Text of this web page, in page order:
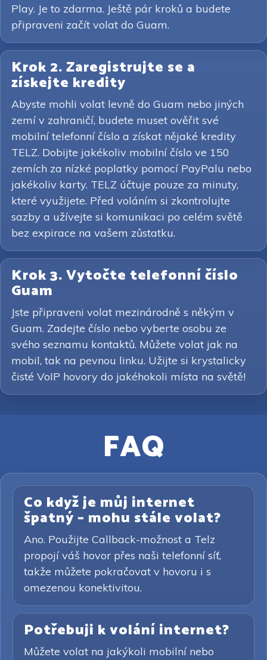
Play. Je to zdarma. Ještě pár kroků a budete
připraveni začít volat do Guam.
Krok 2. Zaregistrujte se a
získejte kredity
Abyste mohli volat levně do Guam nebo jiných
zemí v zahraničí, budete muset ověřit své
mobilní telefonní číslo a získat nějaké kredity
TELZ. Dobijte jakékoliv mobilní číslo ve 150
zemích za nízké poplatky pomocí PayPalu nebo
jakékoliv karty. TELZ účtuje pouze za minuty,
které využijete. Před voláním si zkontrolujte
sazby a užívejte si komunikaci po celém světě
bez expirace na vašem zůstatku.
Krok 3. Vytočte telefonní číslo
Guam
Jste připraveni volat mezinárodně s někým v
Guam. Zadejte číslo nebo vyberte osobu ze
svého seznamu kontaktů. Můžete volat jak na
mobil, tak na pevnou linku. Užijte si krystalicky
čisté VoIP hovory do jakéhokoli místa na světě!
FAQ
Co když je můj internet
špatný – mohu stále volat?
Ano. Použijte Callback-možnost a Telz
propojí váš hovor přes naši telefonní síť,
takže můžete pokračovat v hovoru i s
omezenou konektivitou.
Potřebuji k volání internet?
Můžete volat na jakýkoli mobilní nebo